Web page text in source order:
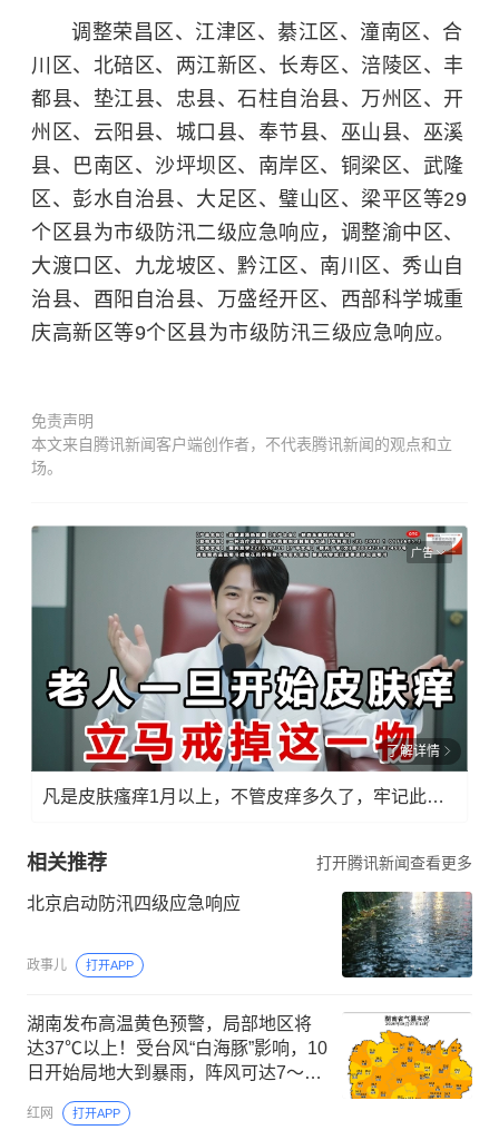
调整荣昌区、江津区、綦江区、潼南区、合
川区、北碚区、两江新区、长寿区、涪陵区、丰
都县、垫江县、忠县、石柱自治县、万州区、开
州区、云阳县、城口县、奉节县、巫山县、巫溪
县、巴南区、沙坪坝区、南岸区、铜梁区、武隆
区、彭水自治县、大足区、璧山区、梁平区等29
个区县为市级防汛二级应急响应，调整渝中区、
大渡口区、九龙坡区、黔江区、南川区、秀山自
治县、酉阳自治县、万盛经开区、西部科学城重
庆高新区等9个区县为市级防汛三级应急响应。
免责声明
本文来自腾讯新闻客户端创作者，不代表腾讯新闻的观点和立
场。
广告
了解详情
凡是皮肤瘙痒1月以上，不管皮痒多久了，牢记此法，快！准！狠！
相关推荐 打开腾讯新闻查看更多
北京启动防汛四级应急响应
政事儿 打开APP
湖南发布高温黄色预警，局部地区将
达37℃以上！受台风“白海豚”影响，10
日开始局地大到暴雨，阵风可达7～9
红网 打开APP